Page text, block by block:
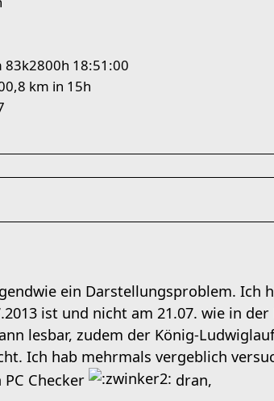
83k2800h 18:51:00
km in 15h
ein Darstellungsproblem. Ich
ist und nicht am 21.07. wie in
lesbar, zudem der König-
Ich hab mehrmals vergeblich
Checker
dran,